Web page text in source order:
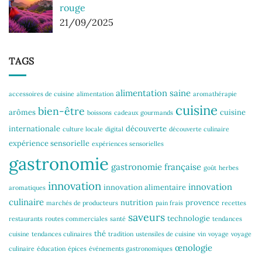
rouge
21/09/2025
TAGS
accessoires de cuisine alimentation alimentation saine aromathérapie
arômes bien-être boissons cadeaux gourmands cuisine cuisine
internationale culture locale digital découverte découverte culinaire
expérience sensorielle expériences sensorielles
gastronomie gastronomie française goût herbes
aromatiques innovation innovation alimentaire innovation
culinaire marchés de producteurs nutrition pain frais provence recettes
restaurants routes commerciales santé saveurs technologie tendances
cuisine tendances culinaires thé tradition ustensiles de cuisine vin voyage voyage
culinaire éducation épices événements gastronomiques œnologie